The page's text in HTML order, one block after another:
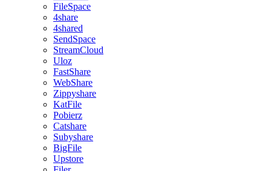
FileSpace
4share
4shared
SendSpace
StreamCloud
Uloz
FastShare
WebShare
Zippyshare
KatFile
Pobierz
Catshare
Subyshare
BigFile
Upstore